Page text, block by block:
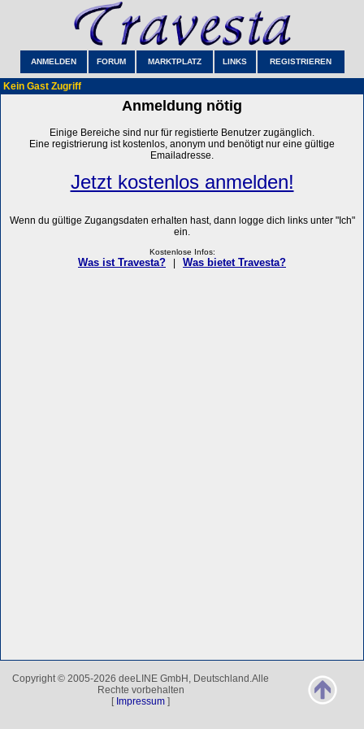
ANMELDEN FORUM MARKTPLATZ LINKS REGISTRIEREN
Kein Gast Zugriff
Anmeldung nötig
Einige Bereiche sind nur für registierte Benutzer zugänglich.
Eine registrierung ist kostenlos, anonym und benötigt nur eine gültige
Emailadresse.
Jetzt kostenlos anmelden!
Wenn du gültige Zugangsdaten erhalten hast, dann logge dich links unter "Ich"
ein.
Kostenlose Infos:
Was ist Travesta? Was bietet Travesta?
Copyright © 2005-2026 deeLINE GmbH, Deutschland.Alle
Rechte vorbehalten
[ Impressum ]